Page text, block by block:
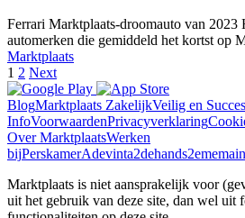
Ferrari Marktplaats-droomauto van 2023
automerken die gemiddeld het kortst op
Marktplaats
1 2 Next
BlogMarktplaats ZakelijkVeilig en
InfoVoorwaardenPrivacyverklaring
Over MarktplaatsWerken
bijPerskamerAdevinta2dehands2ememain
Marktplaats is niet aansprakelijk voor
uit het gebruik van deze site, dan wel uit